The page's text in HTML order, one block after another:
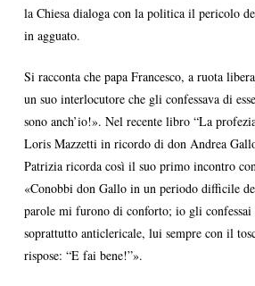
la Chiesa dialoga con la politica il pericolo
in agguato.
Si racconta che papa Francesco, a ruota
un suo interlocutore che gli confessava di
sono anch’io!». Nel recente libro “La
Loris Mazzetti in ricordo di don Andrea
Patrizia ricorda così il suo primo incontro
«Conobbi don Gallo in un periodo difficile
parole mi furono di conforto; io gli confessai
soprattutto anticlericale, lui sempre con il
rispose: “E fai bene!”».